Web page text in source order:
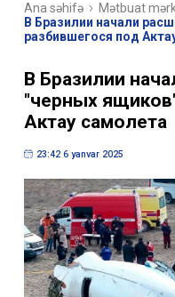
Ana səhifə Mətbuat
В Бразилии начали
разбившегося под
В Бразилии
"черных
Актау самолета
23:42 6 yanvar 2025